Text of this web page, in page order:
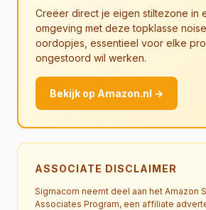
Creëer direct je eigen stiltezone in
omgeving met deze topklasse
oordopjes, essentieel voor elke
ongestoord wil werken.
Bekijk op Amazon.nl →
ASSOCIATE DISCLAIMER
Sigmacom neemt deel aan het Amazon
Associates Program, een affiliate